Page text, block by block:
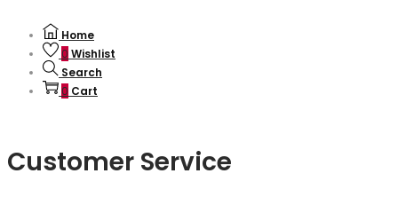
Home
0 Wishlist
Search
0 Cart
Customer Service